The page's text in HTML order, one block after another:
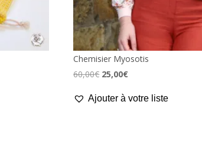
Chemisier Myosotis
60,00€ Le
initial
25,00€Le
actuel
Ajouter à votre liste